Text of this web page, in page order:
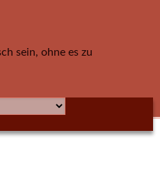
sein, ohne es zu